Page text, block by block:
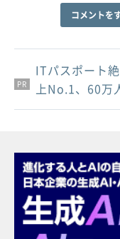
コメントを
PR
PR
PR
ITパスポート
上No.1、60万